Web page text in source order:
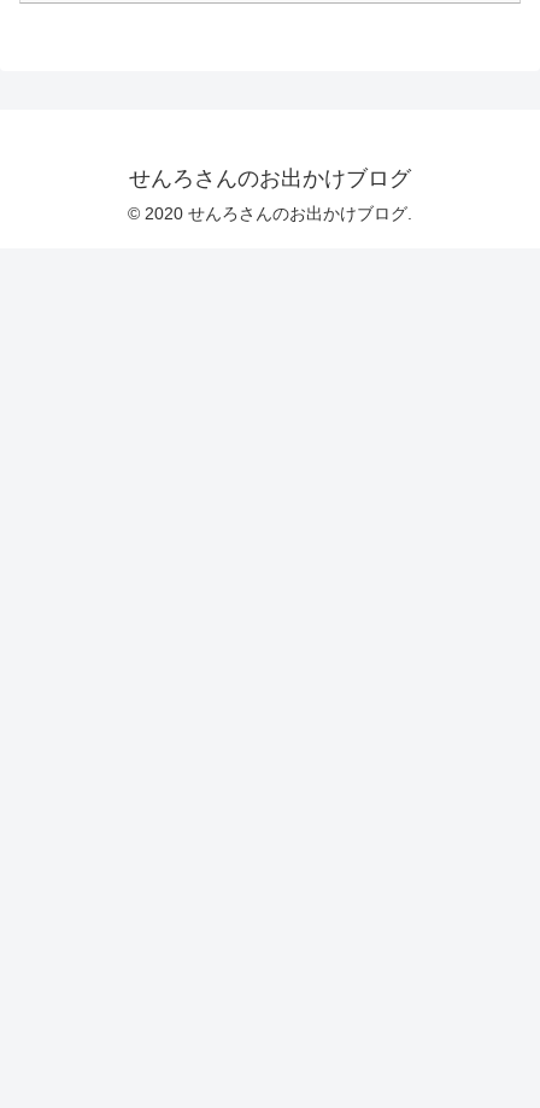
せんろさんのお出かけブログ
© 2020 せんろさんのお出かけブログ.